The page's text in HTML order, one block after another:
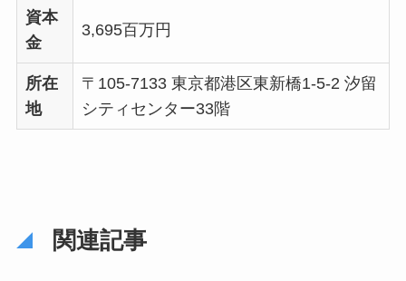
資本
金
3,695百万円
所在
地
〒105-7133 東京都港区東新橋1-5-2 汐留
シティセンター33階
関連記事